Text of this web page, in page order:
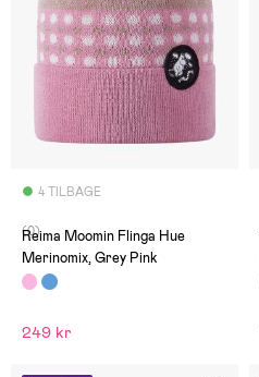
4 TILBAGE
(0)
Reima Moomin Flinga Hue
Merinomix, Grey Pink
249 kr